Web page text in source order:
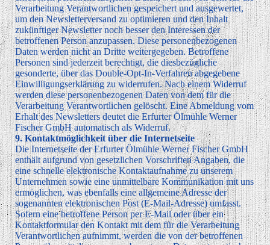
Verarbeitung Verantwortlichen gespeichert und ausgewertet,
um den Newsletterversand zu optimieren und den Inhalt
zukünftiger Newsletter noch besser den Interessen der
betroffenen Person anzupassen. Diese personenbezogenen
Daten werden nicht an Dritte weitergegeben. Betroffene
Personen sind jederzeit berechtigt, die diesbezügliche
gesonderte, über das Double-Opt-In-Verfahren abgegebene
Einwilligungserklärung zu widerrufen. Nach einem Widerruf
werden diese personenbezogenen Daten von dem für die
Verarbeitung Verantwortlichen gelöscht. Eine Abmeldung vom
Erhalt des Newsletters deutet die Erfurter Ölmühle Werner
Fischer GmbH automatisch als Widerruf.
9. Kontaktmöglichkeit über die Internetseite
Die Internetseite der Erfurter Ölmühle Werner Fischer GmbH
enthält aufgrund von gesetzlichen Vorschriften Angaben, die
eine schnelle elektronische Kontaktaufnahme zu unserem
Unternehmen sowie eine unmittelbare Kommunikation mit uns
ermöglichen, was ebenfalls eine allgemeine Adresse der
sogenannten elektronischen Post (E-Mail-Adresse) umfasst.
Sofern eine betroffene Person per E-Mail oder über ein
Kontaktformular den Kontakt mit dem für die Verarbeitung
Verantwortlichen aufnimmt, werden die von der betroffenen